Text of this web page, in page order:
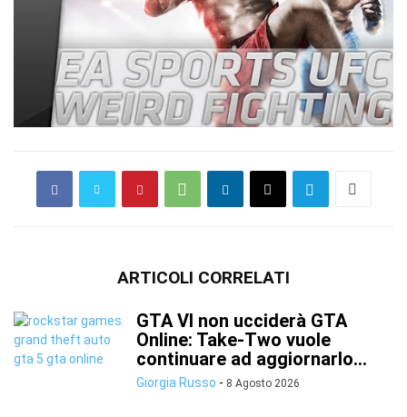
ARTICOLI CORRELATI
GTA VI non ucciderà GTA
Online: Take-Two vuole
continuare ad aggiornarlo...
Giorgia Russo - 8 Agosto 2026